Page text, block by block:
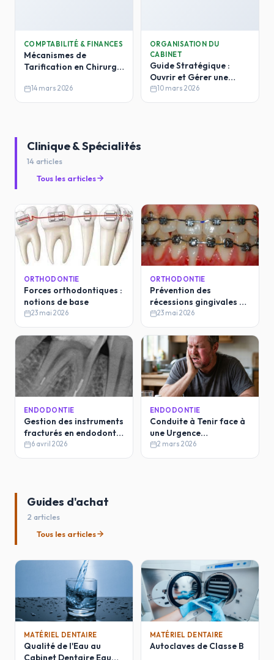
COMPTABILITÉ & FINANCES
Mécanismes de
Tarification en Chirurgie
14 mars 2026
ORGANISATION DU
CABINET
Guide Stratégique :
Ouvrir et Gérer une
Clinique Dentaire en
Algérie
10 mars 2026
Clinique & Spécialités
14 articles
Tous les articles
ORTHODONTIE
Forces orthodontiques :
notions de base
23 mai 2026
ORTHODONTIE
Prévention des
récessions gingivales en
traitement
orthodontique (ODF)
23 mai 2026
ENDODONTIE
Gestion des instruments
fracturés en endodontie
: recommandations
cliniques.
6 avril 2026
ENDODONTIE
Conduite à Tenir face à
une Urgence
Endodontique
2 mars 2026
Guides d'achat
2 articles
Tous les articles
MATÉRIEL DENTAIRE
Qualité de l'Eau au
Cabinet Dentaire Eau
MATÉRIEL DENTAIRE
Autoclaves de Classe B